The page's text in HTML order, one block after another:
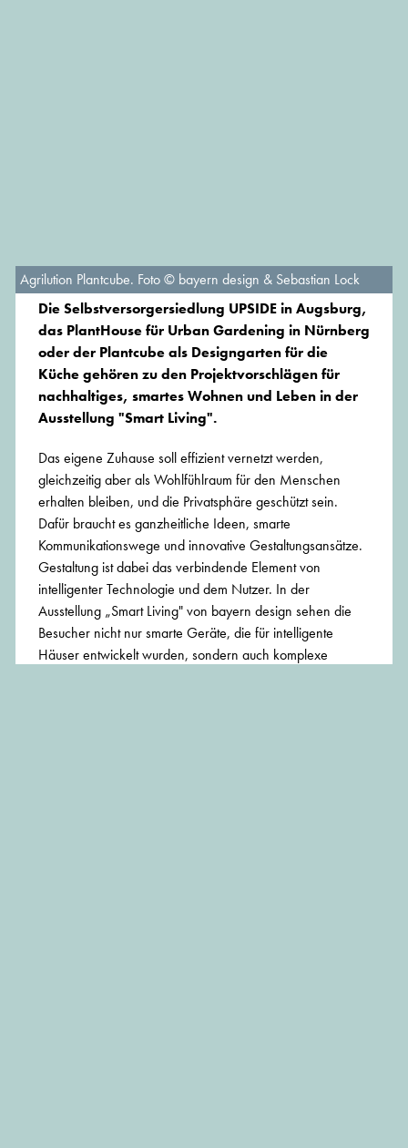
Agrilution Plantcube. Foto © bayern design & Sebastian Lock
Die Selbstversorgersiedlung UPSIDE in Augsburg,
das PlantHouse für Urban Gardening in Nürnberg
oder der Plantcube als Designgarten für die
Küche gehören zu den Projektvorschlägen für
nachhaltiges, smartes Wohnen und Leben in der
Ausstellung "Smart Living".
Das eigene Zuhause soll effizient vernetzt werden,
gleichzeitig aber als Wohlfühlraum für den Menschen
erhalten bleiben, und die Privatsphäre geschützt sein.
Dafür braucht es ganzheitliche Ideen, smarte
Kommunikationswege und innovative Gestaltungsansätze.
Gestaltung ist dabei das verbindende Element von
intelligenter Technologie und dem Nutzer. In der
Ausstellung „Smart Living" von bayern design sehen die
Besucher nicht nur smarte Geräte, die für intelligente
Häuser entwickelt wurden, sondern auch komplexe